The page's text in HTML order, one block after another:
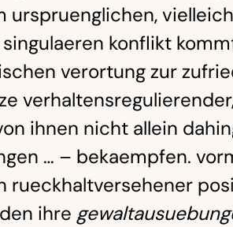
urspruenglichen,
konflikt
verortung zur
ihnen nicht allein
… – bekaempfen.
rueckhaltversehener
ihre